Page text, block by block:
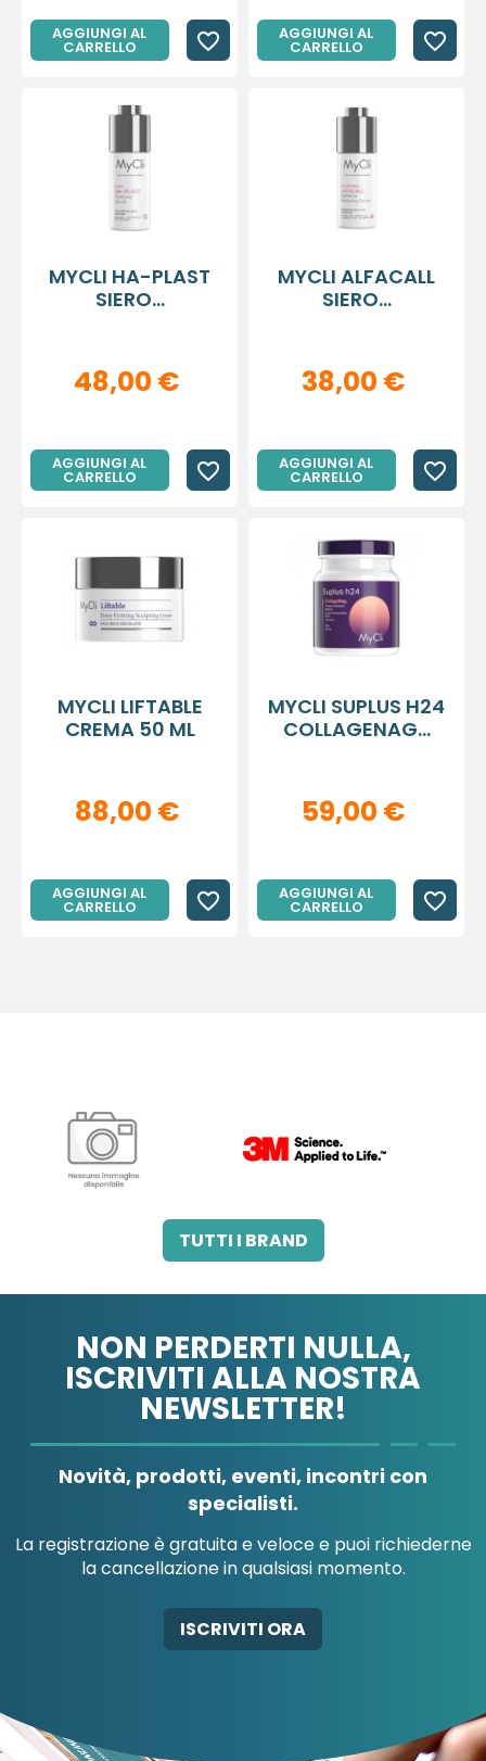
AGGIUNGI AL
CARRELLO favorite_border AGGIUNGI AL
CARRELLO favorite_border
MYCLI HA-PLAST
SIERO...
48,00 €
AGGIUNGI AL
CARRELLO favorite_border
MYCLI ALFACALL
SIERO...
38,00 €
AGGIUNGI AL
CARRELLO favorite_border
MYCLI LIFTABLE
CREMA 50 ML
88,00 €
AGGIUNGI AL
CARRELLO favorite_border
MYCLI SUPLUS H24
COLLAGENAG...
59,00 €
AGGIUNGI AL
CARRELLO favorite_border
3M ITALIA SRL A.B.PHARM SRL
A.MENARINI
A.MENARINI
AB-GLOBAL SRL
ABBATE A&V PHARMA
TUTTI I BRAND
NON PERDERTI NULLA,
ISCRIVITI ALLA NOSTRA
NEWSLETTER!
Novità, prodotti, eventi, incontri con
specialisti.
La registrazione è gratuita e veloce e puoi richiederne
la cancellazione in qualsiasi momento.
ISCRIVITI ORA